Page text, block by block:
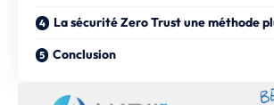
La sécurité Zero Trust une méthode
Conclusion